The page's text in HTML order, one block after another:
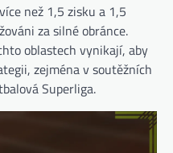
než 1,5 zisku a 1,5
za silné obránce.
oblastech vynikají, aby
zejména v soutěžních
Superliga.